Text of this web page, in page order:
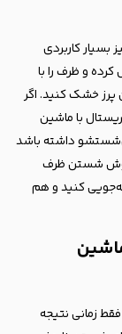
بسیار کاربردی
و ظرف را با
پرز خشک کنید. اگر
با ماشین
داشته باشد
روش شستن ظرف
کنید و هم
زمانی نتیجه